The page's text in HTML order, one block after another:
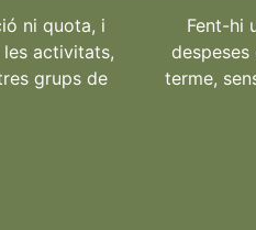
ni quota, i
activitats,
grups de
Fent-hi
terme,